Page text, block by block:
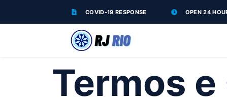
COVID-19 RESPONSE OPEN 24
Termos